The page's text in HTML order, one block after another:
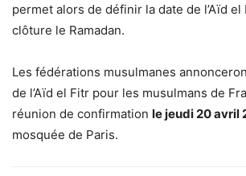
permet alors de définir la date de l’Aïd el
clôture le Ramadan.
Les fédérations musulmanes
de l’Aïd el Fitr pour les musulmans de
réunion de confirmation le jeudi 20 avril
mosquée de Paris.